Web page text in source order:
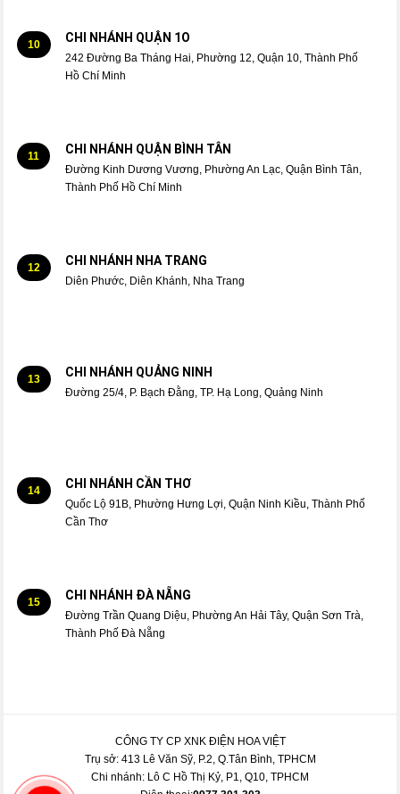
10 CHI NHÁNH QUẬN 1O
242 Đường Ba Tháng Hai, Phường 12, Quận 10, Thành Phố
Hồ Chí Minh
11 CHI NHÁNH QUẬN BÌNH TÂN
Đường Kinh Dương Vương, Phường An Lạc, Quận Bình Tân,
Thành Phố Hồ Chí Minh
12 CHI NHÁNH NHA TRANG
Diên Phước, Diên Khánh, Nha Trang
13 CHI NHÁNH QUẢNG NINH
Đường 25/4, P. Bạch Đằng, TP. Hạ Long, Quảng Ninh
14 CHI NHÁNH CẦN THƠ
Quốc Lộ 91B, Phường Hưng Lợi, Quận Ninh Kiều, Thành Phố
Cần Thơ
15 CHI NHÁNH ĐÀ NẴNG
Đường Trần Quang Diệu, Phường An Hải Tây, Quận Sơn Trà,
Thành Phố Đà Nẵng
CÔNG TY CP XNK ĐIỆN HOA VIỆT
Trụ sở: 413 Lê Văn Sỹ, P.2, Q.Tân Bình, TPHCM
Chi nhánh: Lô C Hồ Thị Kỷ, P1, Q10, TPHCM